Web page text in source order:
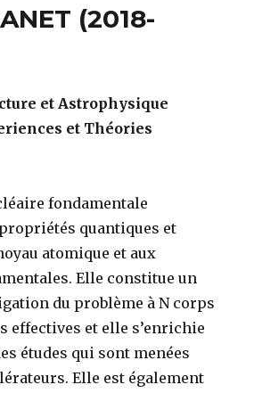
(2018-
et Astrophysique
et Théories
fondamentale
quantiques et
atomique et aux
Elle constitue un
du problème à N corps
effectives et elle s’enrichie
études qui sont menées
Elle est également